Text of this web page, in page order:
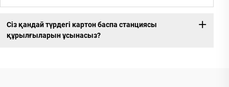
Сіз қандай түрдегі картон баспа станциясы
құрылғыларын ұсынасыз?